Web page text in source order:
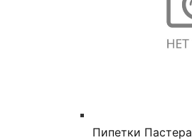
Пипетки Пастера